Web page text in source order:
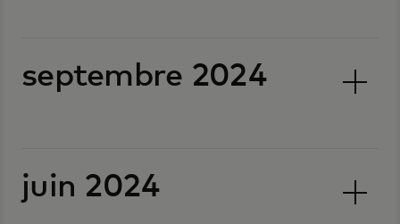
septembre 2024
juin 2024